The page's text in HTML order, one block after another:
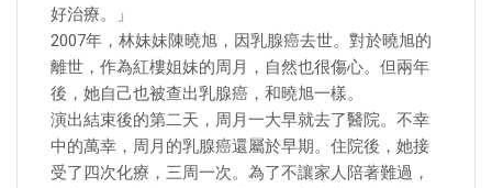
好治療。」
2007年，林妹妹陳曉旭，因乳腺癌去世。對於曉旭的
離世，作為紅樓姐妹的周月，自然也很傷心。但兩年
後，她自己也被查出乳腺癌，和曉旭一樣。
演出結束後的第二天，周月一大早就去了醫院。不幸
中的萬幸，周月的乳腺癌還屬於早期。住院後，她接
受了四次化療，三周一次。為了不讓家人陪著難過，